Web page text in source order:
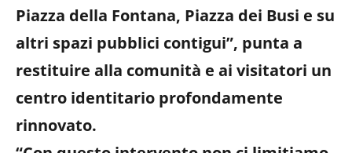
Piazza della Fontana, Piazza dei Busi e su
altri spazi pubblici contigui”, punta a
restituire alla comunità e ai visitatori un
centro identitario profondamente
rinnovato.